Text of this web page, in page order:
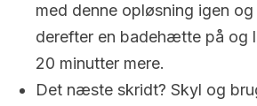
med denne opløsning igen og
derefter en badehætte på og
20 minutter mere.
Det næste skridt? Skyl og